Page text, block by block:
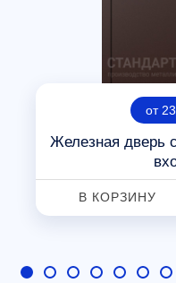
от
Железная дверь
В КОРЗИНУ